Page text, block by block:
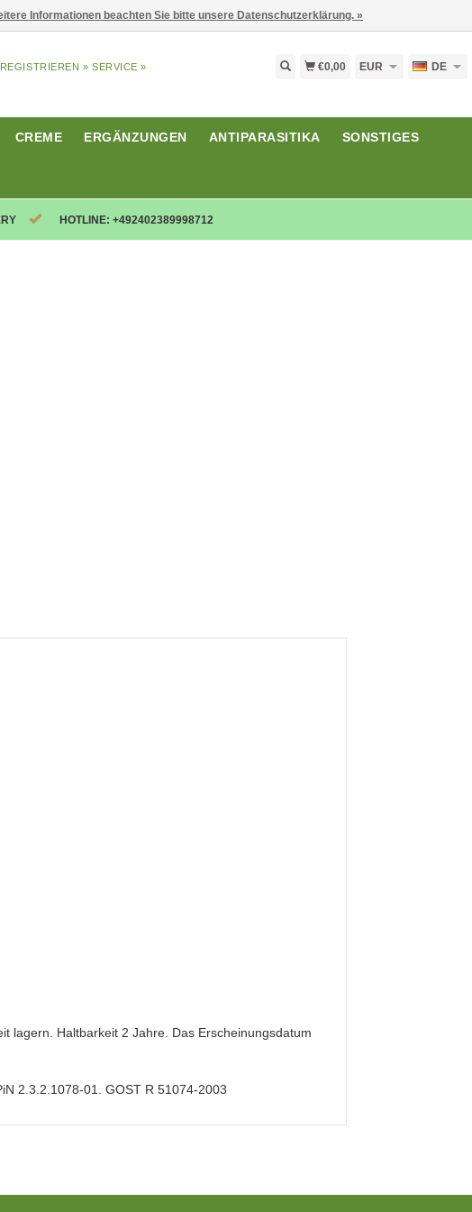
» SERVICE » €0,00 EUR DE
CREME ERGÄNZUNGEN ANTIPARASITIKA SONSTIGES
HOTLINE: +492402389998712
lagern. Haltbarkeit 2 Jahre. Das Erscheinungsdatum
2.3.2.1078-01. GOST R 51074-2003
Informationen beachten Sie bitte unsere Datenschutzerklärung. »